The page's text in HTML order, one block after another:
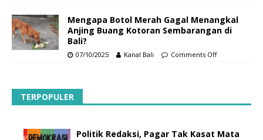
Mengapa Botol Merah Gagal Menangkal
Anjing Buang Kotoran Sembarangan di
Bali?
07/10/2025 Kanal Bali Comments Off
TERPOPULER
Politik Redaksi, Pagar Tak Kasat Mata